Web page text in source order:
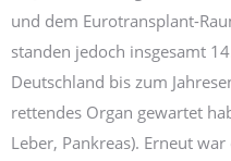
und dem Eurotransplant-
standen jedoch insgesamt
Deutschland bis zum
rettendes Organ gewartet
Leber, Pankreas). Erneut